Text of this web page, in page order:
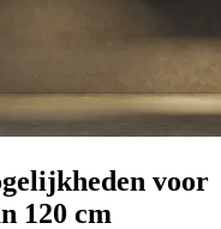
voor
120 cm